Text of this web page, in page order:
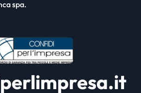
spa.